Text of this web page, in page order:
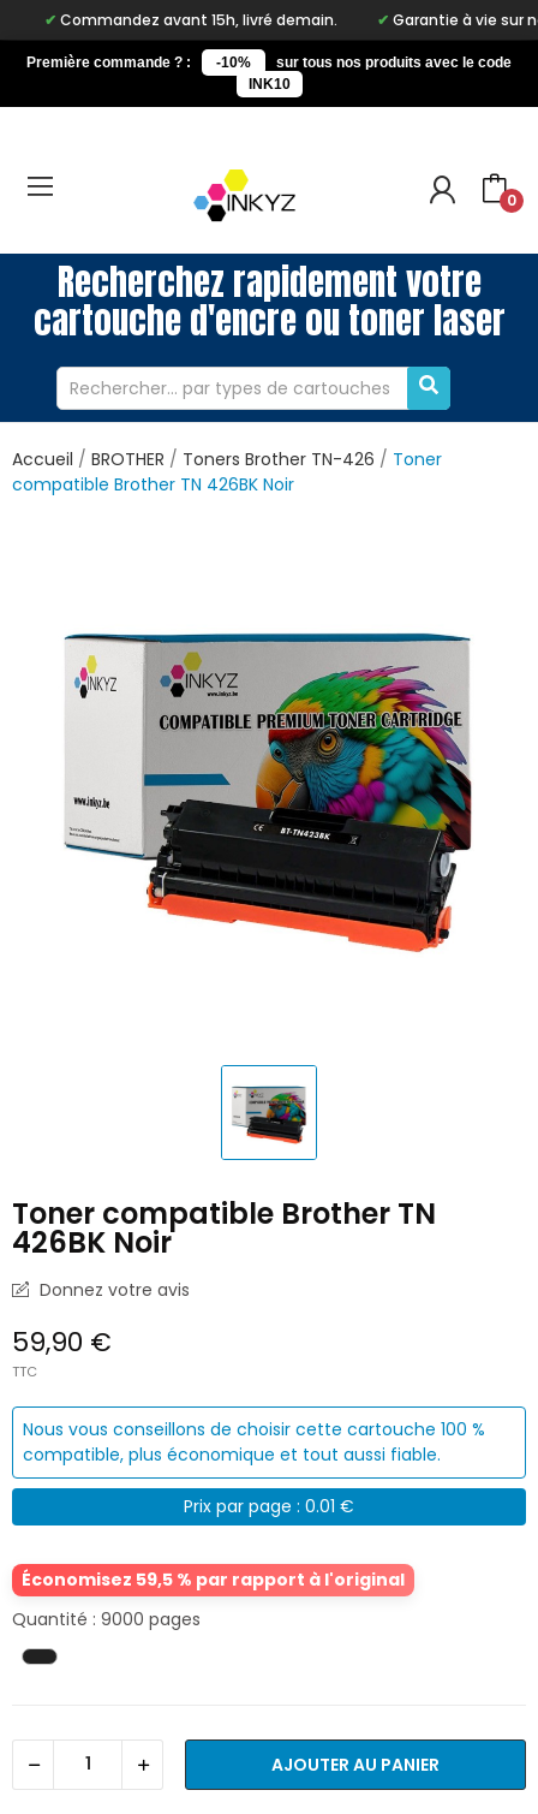
avant 15h, livré demain. Garantie à vie sur notre
Première commande ? : -10%
sur tous nos produits avec le code
INK10
0
Recherchez rapidement votre
cartouche d'encre ou toner laser
Accueil BROTHER Toners Brother TN-426
Toner
compatible Brother TN 426BK Noir
Toner compatible Brother TN
426BK Noir
Donnez votre avis
59,90 €
TTC
Nous vous conseillons de choisir cette cartouche 100 %
compatible, plus économique et tout aussi fiable.
Prix par page : 0.01 €
Économisez 59,5 % par rapport à l'original
Quantité : 9000 pages
AJOUTER AU PANIER